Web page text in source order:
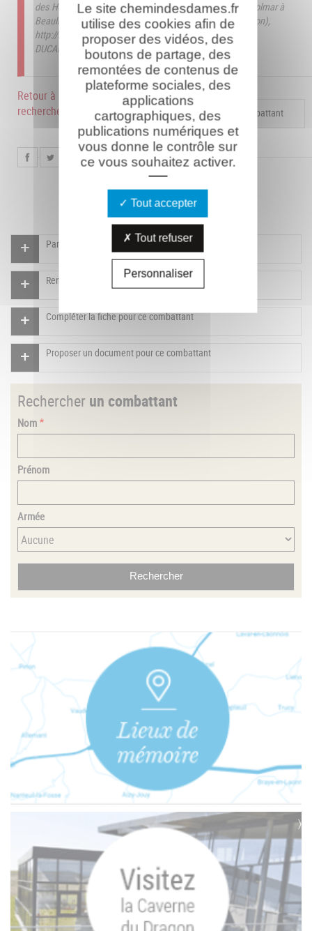
des Hommes", cimetière provisoire du Trou-Bricot - PC Colmar à
Beaulne-et-Chivy (Services des Sépultures de guerre/ Laon),
http://monsite.orange.fr/trou-bricot.les133/index.jhtml
DUCARROZ Laurent le 27/12/2021
Compléter la fiche pour ce combattant
Retour à la
recherche
Participer à l'indexation du Mémorial virtuel
Rendre un hommage pour ce combattant
Compléter la fiche pour ce combattant
Proposer un document pour ce combattant
Rechercher un combattant
Nom
Prénom
Armée
Le site chemindesdames.fr
utilise des cookies afin de
proposer des vidéos, des
boutons de partage, des
remontées de contenus de
plateforme sociales, des
applications
cartographiques, des
publications numériques et
vous donne le contrôle sur
ce vous souhaitez activer.
Tout accepter
Tout refuser
Personnaliser